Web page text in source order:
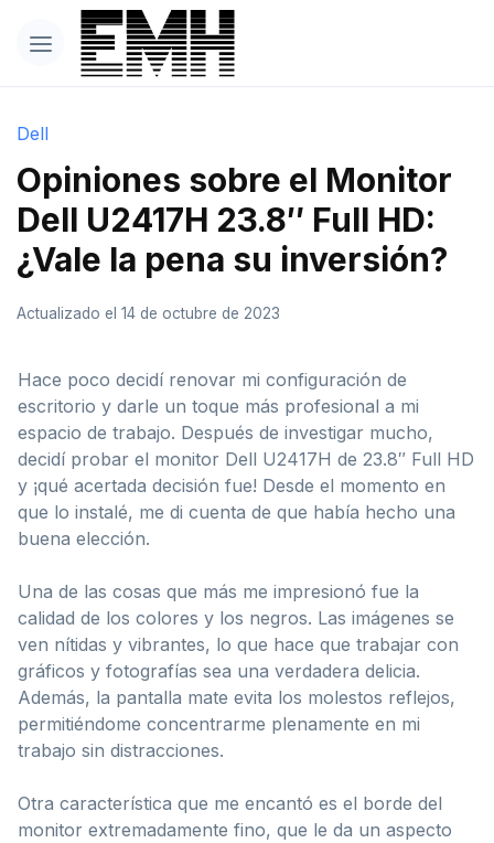
Dell
Opiniones sobre el Monitor
Dell U2417H 23.8″ Full HD:
¿Vale la pena su inversión?
Actualizado el 14 de octubre de 2023
Hace poco decidí renovar mi configuración de
escritorio y darle un toque más profesional a mi
espacio de trabajo. Después de investigar mucho,
decidí probar el monitor Dell U2417H de 23.8″ Full HD
y ¡qué acertada decisión fue! Desde el momento en
que lo instalé, me di cuenta de que había hecho una
buena elección.
Una de las cosas que más me impresionó fue la
calidad de los colores y los negros. Las imágenes se
ven nítidas y vibrantes, lo que hace que trabajar con
gráficos y fotografías sea una verdadera delicia.
Además, la pantalla mate evita los molestos reflejos,
permitiéndome concentrarme plenamente en mi
trabajo sin distracciones.
Otra característica que me encantó es el borde del
monitor extremadamente fino, que le da un aspecto